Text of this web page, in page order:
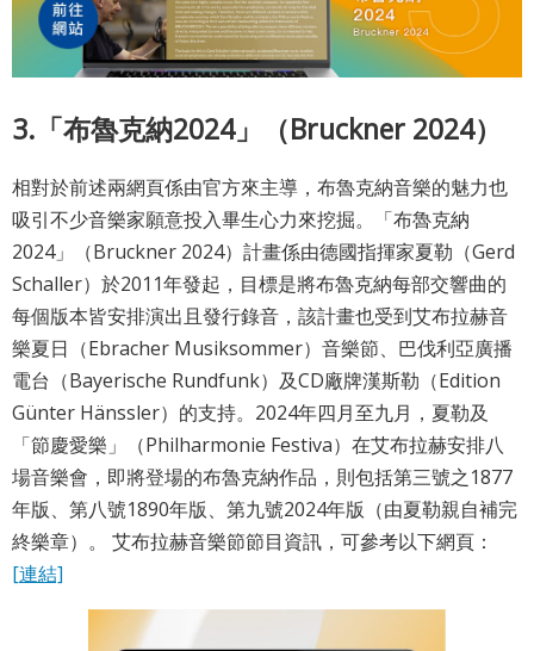
3.「布魯克納2024」（Bruckner 2024）
相對於前述兩網頁係由官方來主導，布魯克納音樂的魅力也
吸引不少音樂家願意投入畢生心力來挖掘。「布魯克納
2024」（Bruckner 2024）計畫係由德國指揮家夏勒（Gerd
Schaller）於2011年發起，目標是將布魯克納每部交響曲的
每個版本皆安排演出且發行錄音，該計畫也受到艾布拉赫音
樂夏日（Ebracher Musiksommer）音樂節、巴伐利亞廣播
電台（Bayerische Rundfunk）及CD廠牌漢斯勒（Edition
Günter Hänssler）的支持。2024年四月至九月，夏勒及
「節慶愛樂」（Philharmonie Festiva）在艾布拉赫安排八
場音樂會，即將登場的布魯克納作品，則包括第三號之1877
年版、第八號1890年版、第九號2024年版（由夏勒親自補完
終樂章）。 艾布拉赫音樂節節目資訊，可參考以下網頁：
[連結]